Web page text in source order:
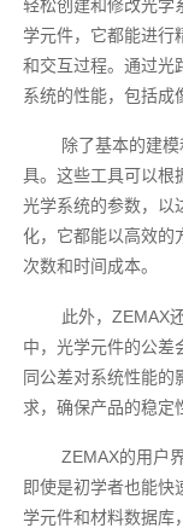
轻松创建和修改光学
学元件，它都能进行
和交互过程。通过光
系统的性能，包括成
除了基本的建
具。这些工具可以根
光学系统的参数，以
化，它都能以高效的
次数和时间成本。
此外，ZEMAX
中，光学元件的公差
同公差对系统性能的
求，确保产品的稳定
ZEMAX的用户
即使是初学者也能快
学元件和材料数据库